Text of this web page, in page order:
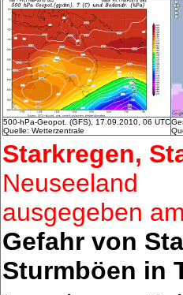
500-hPa-Geopot. (GFS), 17.09.2010, 06 UTC
Quelle: Wetterzentrale
Starkregen,
Neuseeland
ausgegeben
Gefahr von
Sturmböen in